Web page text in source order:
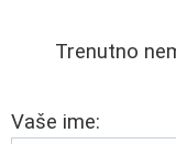
Trenutno
Vaše ime: